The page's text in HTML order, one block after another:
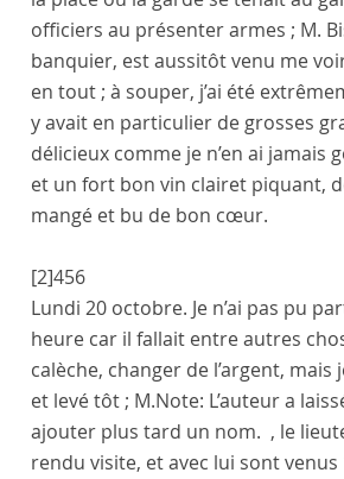
officiers au présenter armes ; M.
banquier, est aussitôt venu me
en tout ; à souper, j’ai été
y avait en particulier de grosses
délicieux comme je n’en ai jamais
et un fort bon vin clairet piquant,
mangé et bu de bon cœur.
[2]456
Lundi 20 octobre. Je n’ai pas pu
heure car il fallait entre autres
calèche, changer de l’argent, mais
et levé tôt ; M.Note: L’auteur a
ajouter plus tard un nom. , le
rendu visite, et avec lui sont venus